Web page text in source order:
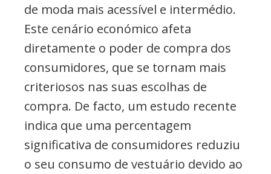
de moda mais acessível e intermédio.
Este cenário económico afeta
diretamente o poder de compra dos
consumidores, que se tornam mais
criteriosos nas suas escolhas de
compra. De facto, um estudo recente
indica que uma percentagem
significativa de consumidores reduziu
o seu consumo de vestuário devido ao